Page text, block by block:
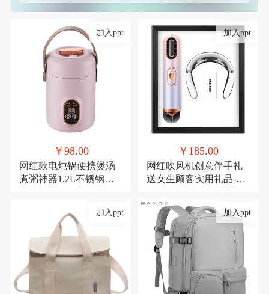
加入ppt
￥98.00
网红款电炖锅便携煲汤
煮粥神器1.2L不锈钢电
加入ppt
￥185.00
网红吹风机创意伴手礼
送女生顾客实用礼品-极
加入ppt 加入ppt